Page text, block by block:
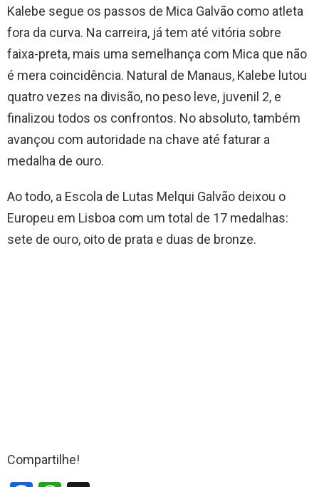
Kalebe segue os passos de Mica Galvão como atleta
fora da curva. Na carreira, já tem até vitória sobre
faixa-preta, mais uma semelhança com Mica que não
é mera coincidência. Natural de Manaus, Kalebe lutou
quatro vezes na divisão, no peso leve, juvenil 2, e
finalizou todos os confrontos. No absoluto, também
avançou com autoridade na chave até faturar a
medalha de ouro.
Ao todo, a Escola de Lutas Melqui Galvão deixou o
Europeu em Lisboa com um total de 17 medalhas:
sete de ouro, oito de prata e duas de bronze.
Compartilhe!